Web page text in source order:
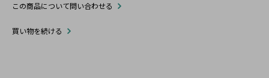
この商品について問い合わせる
買い物を続ける